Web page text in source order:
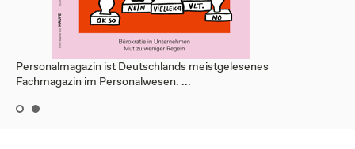
Personalmagazin ist Deutschlands meistgelesenes
Fachmagazin im Personalwesen. ...